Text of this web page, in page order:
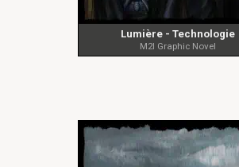
Lumière - Technologie
M2I Graphic Novel